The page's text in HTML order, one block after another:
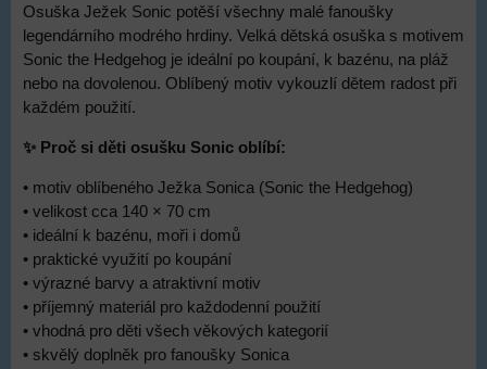
Osuška Ježek Sonic potěší všechny malé fanoušky
legendárního modrého hrdiny. Velká dětská osuška s motivem
Sonic the Hedgehog je ideální po koupání, k bazénu, na pláž
nebo na dovolenou. Oblíbený motiv vykouzlí dětem radost při
každém použití.
✨ Proč si děti osušku Sonic oblíbí:
• motiv oblíbeného Ježka Sonica (Sonic the Hedgehog)
• velikost cca 140 × 70 cm
• ideální k bazénu, moři i domů
• praktické využití po koupání
• výrazné barvy a atraktivní motiv
• příjemný materiál pro každodenní použití
• vhodná pro děti všech věkových kategorií
• skvělý doplněk pro fanoušky Sonica